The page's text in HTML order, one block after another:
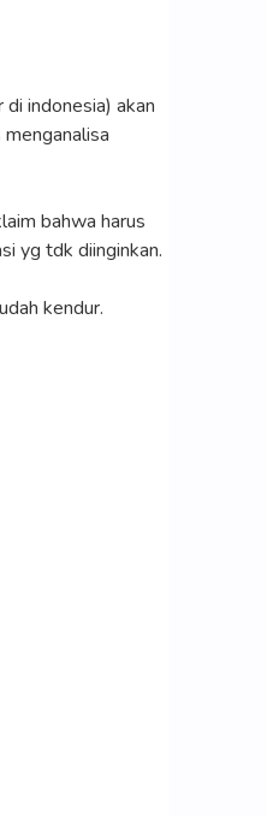
indonesia) akan
bahwa harus
yg tdk diinginkan.
kendur.